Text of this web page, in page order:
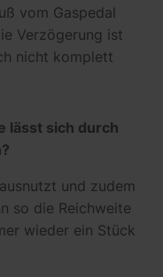
vom Gaspedal
Verzögerung ist
nicht komplett
lässt sich durch
und zudem
so die Reichweite
wieder ein Stück